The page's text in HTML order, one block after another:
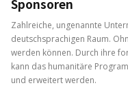
Sponsoren
Zahlreiche, ungenannte
deutschsprachigen Raum.
werden können. Durch ihre
kann das humanitäre
und erweitert werden.